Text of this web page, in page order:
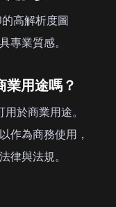
高解析度圖
專業質感。
業用途嗎？
於商業用途。
作為商務使用，
律與法規。